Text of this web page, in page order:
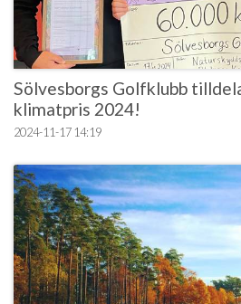
Sölvesborgs Golfklubb
klimatpris 2024!
2024-11-1714:19